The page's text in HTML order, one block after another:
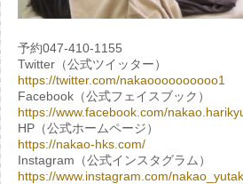
予約047-410-1155
Twitter（公式ツイッター）
https://twitter.com/nakaoooooooooo1
Facebook（公式フェイスブック）
https://www.facebook.com/
HP（公式ホームページ）
https://nakao-hks.com/
Instagram（公式インスタグラム）
https://www.instagram.com/